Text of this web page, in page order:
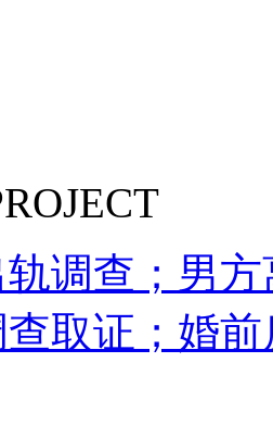
调查；男
取证；婚